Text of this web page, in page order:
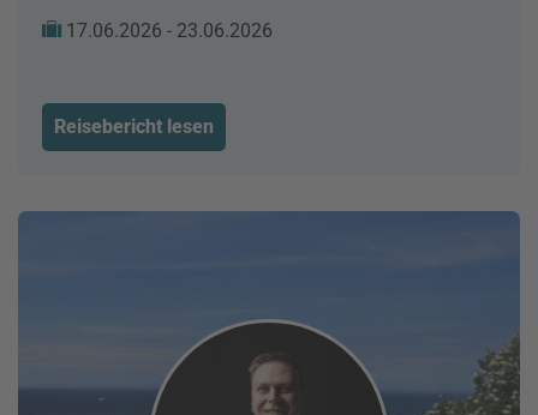
17.06.2026 - 23.06.2026
Reisebericht lesen